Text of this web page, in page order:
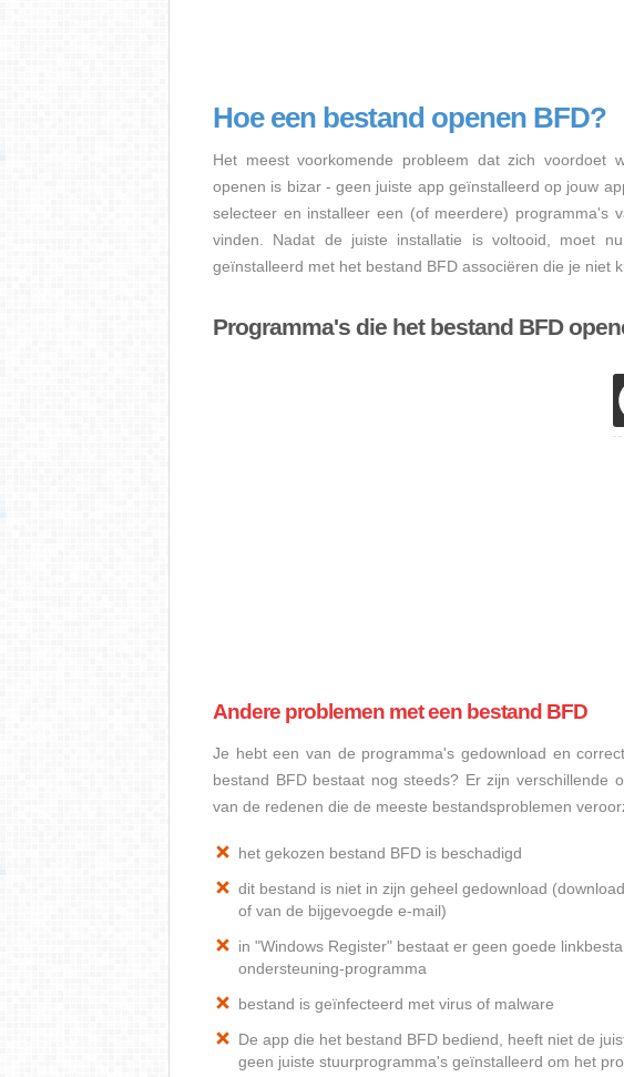
Hoe een bestand openen BFD?
Het meest voorkomende probleem dat zich voordoet
openen is bizar - geen juiste app geïnstalleerd op jouw
selecteer en installeer een (of meerdere) programma's
vinden. Nadat de juiste installatie is voltooid, moet
geïnstalleerd met het bestand BFD associëren die je niet
Programma's die het bestand BFD
Andere problemen met een bestand BFD
Je hebt een van de programma's gedownload en
bestand BFD bestaat nog steeds? Er zijn verschillende
van de redenen die de meeste bestandsproblemen
het gekozen bestand BFD is beschadigd
dit bestand is niet in zijn geheel gedownload
of van de bijgevoegde e-mail)
in "Windows Register" bestaat er geen goede
ondersteuning-programma
bestand is geïnfecteerd met virus of malware
De app die het bestand BFD bediend, heeft niet de
geen juiste stuurprogramma's geïnstalleerd om het